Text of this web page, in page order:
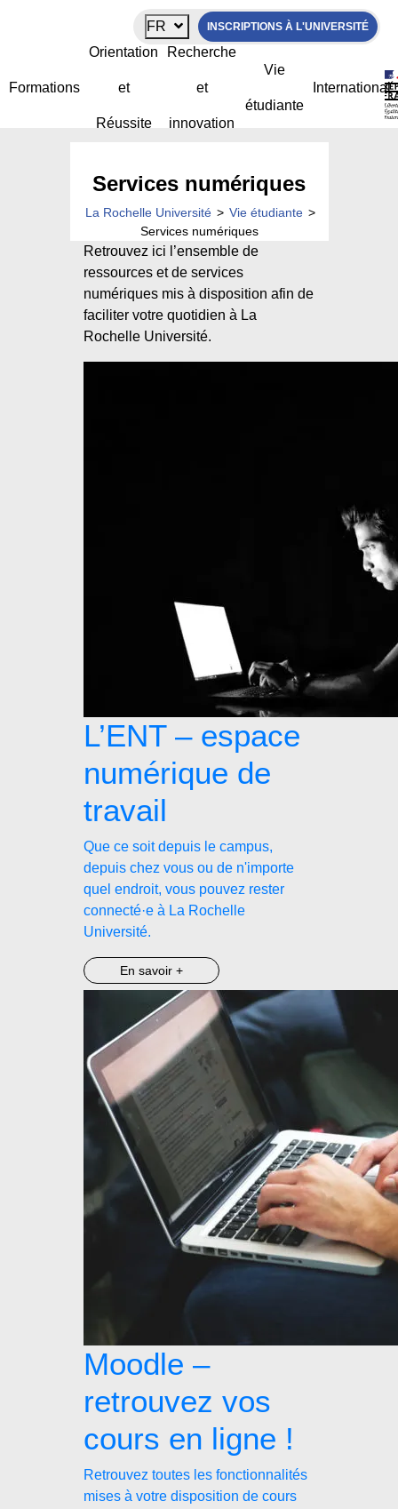
FR INSCRIPTIONS À L'UNIVERSITÉ
Formations
Orientation
et
Réussite
Recherche
et
innovation
Vie
étudiante
International
Services numériques
La Rochelle Université > Vie étudiante >
Services numériques
Retrouvez ici l’ensemble de
ressources et de services
numériques mis à disposition afin de
faciliter votre quotidien à La
Rochelle Université.
L’ENT – espace
numérique de
travail
Que ce soit depuis le campus,
depuis chez vous ou de n'importe
quel endroit, vous pouvez rester
connecté·e à La Rochelle
Université.
En savoir +
Moodle –
retrouvez vos
cours en ligne !
Retrouvez toutes les fonctionnalités
mises à votre disposition de cours
Panneau de gestion des cookies